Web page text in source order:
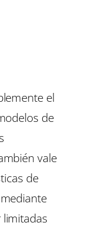
el
de
vale
de
limitadas